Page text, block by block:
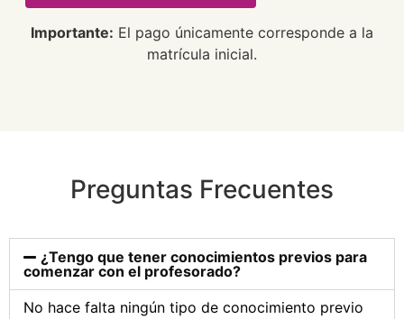
Importante: El pago únicamente corresponde a la
matrícula inicial.
Preguntas Frecuentes
¿Tengo que tener conocimientos previos para
comenzar con el profesorado?
No hace falta ningún tipo de conocimiento previo